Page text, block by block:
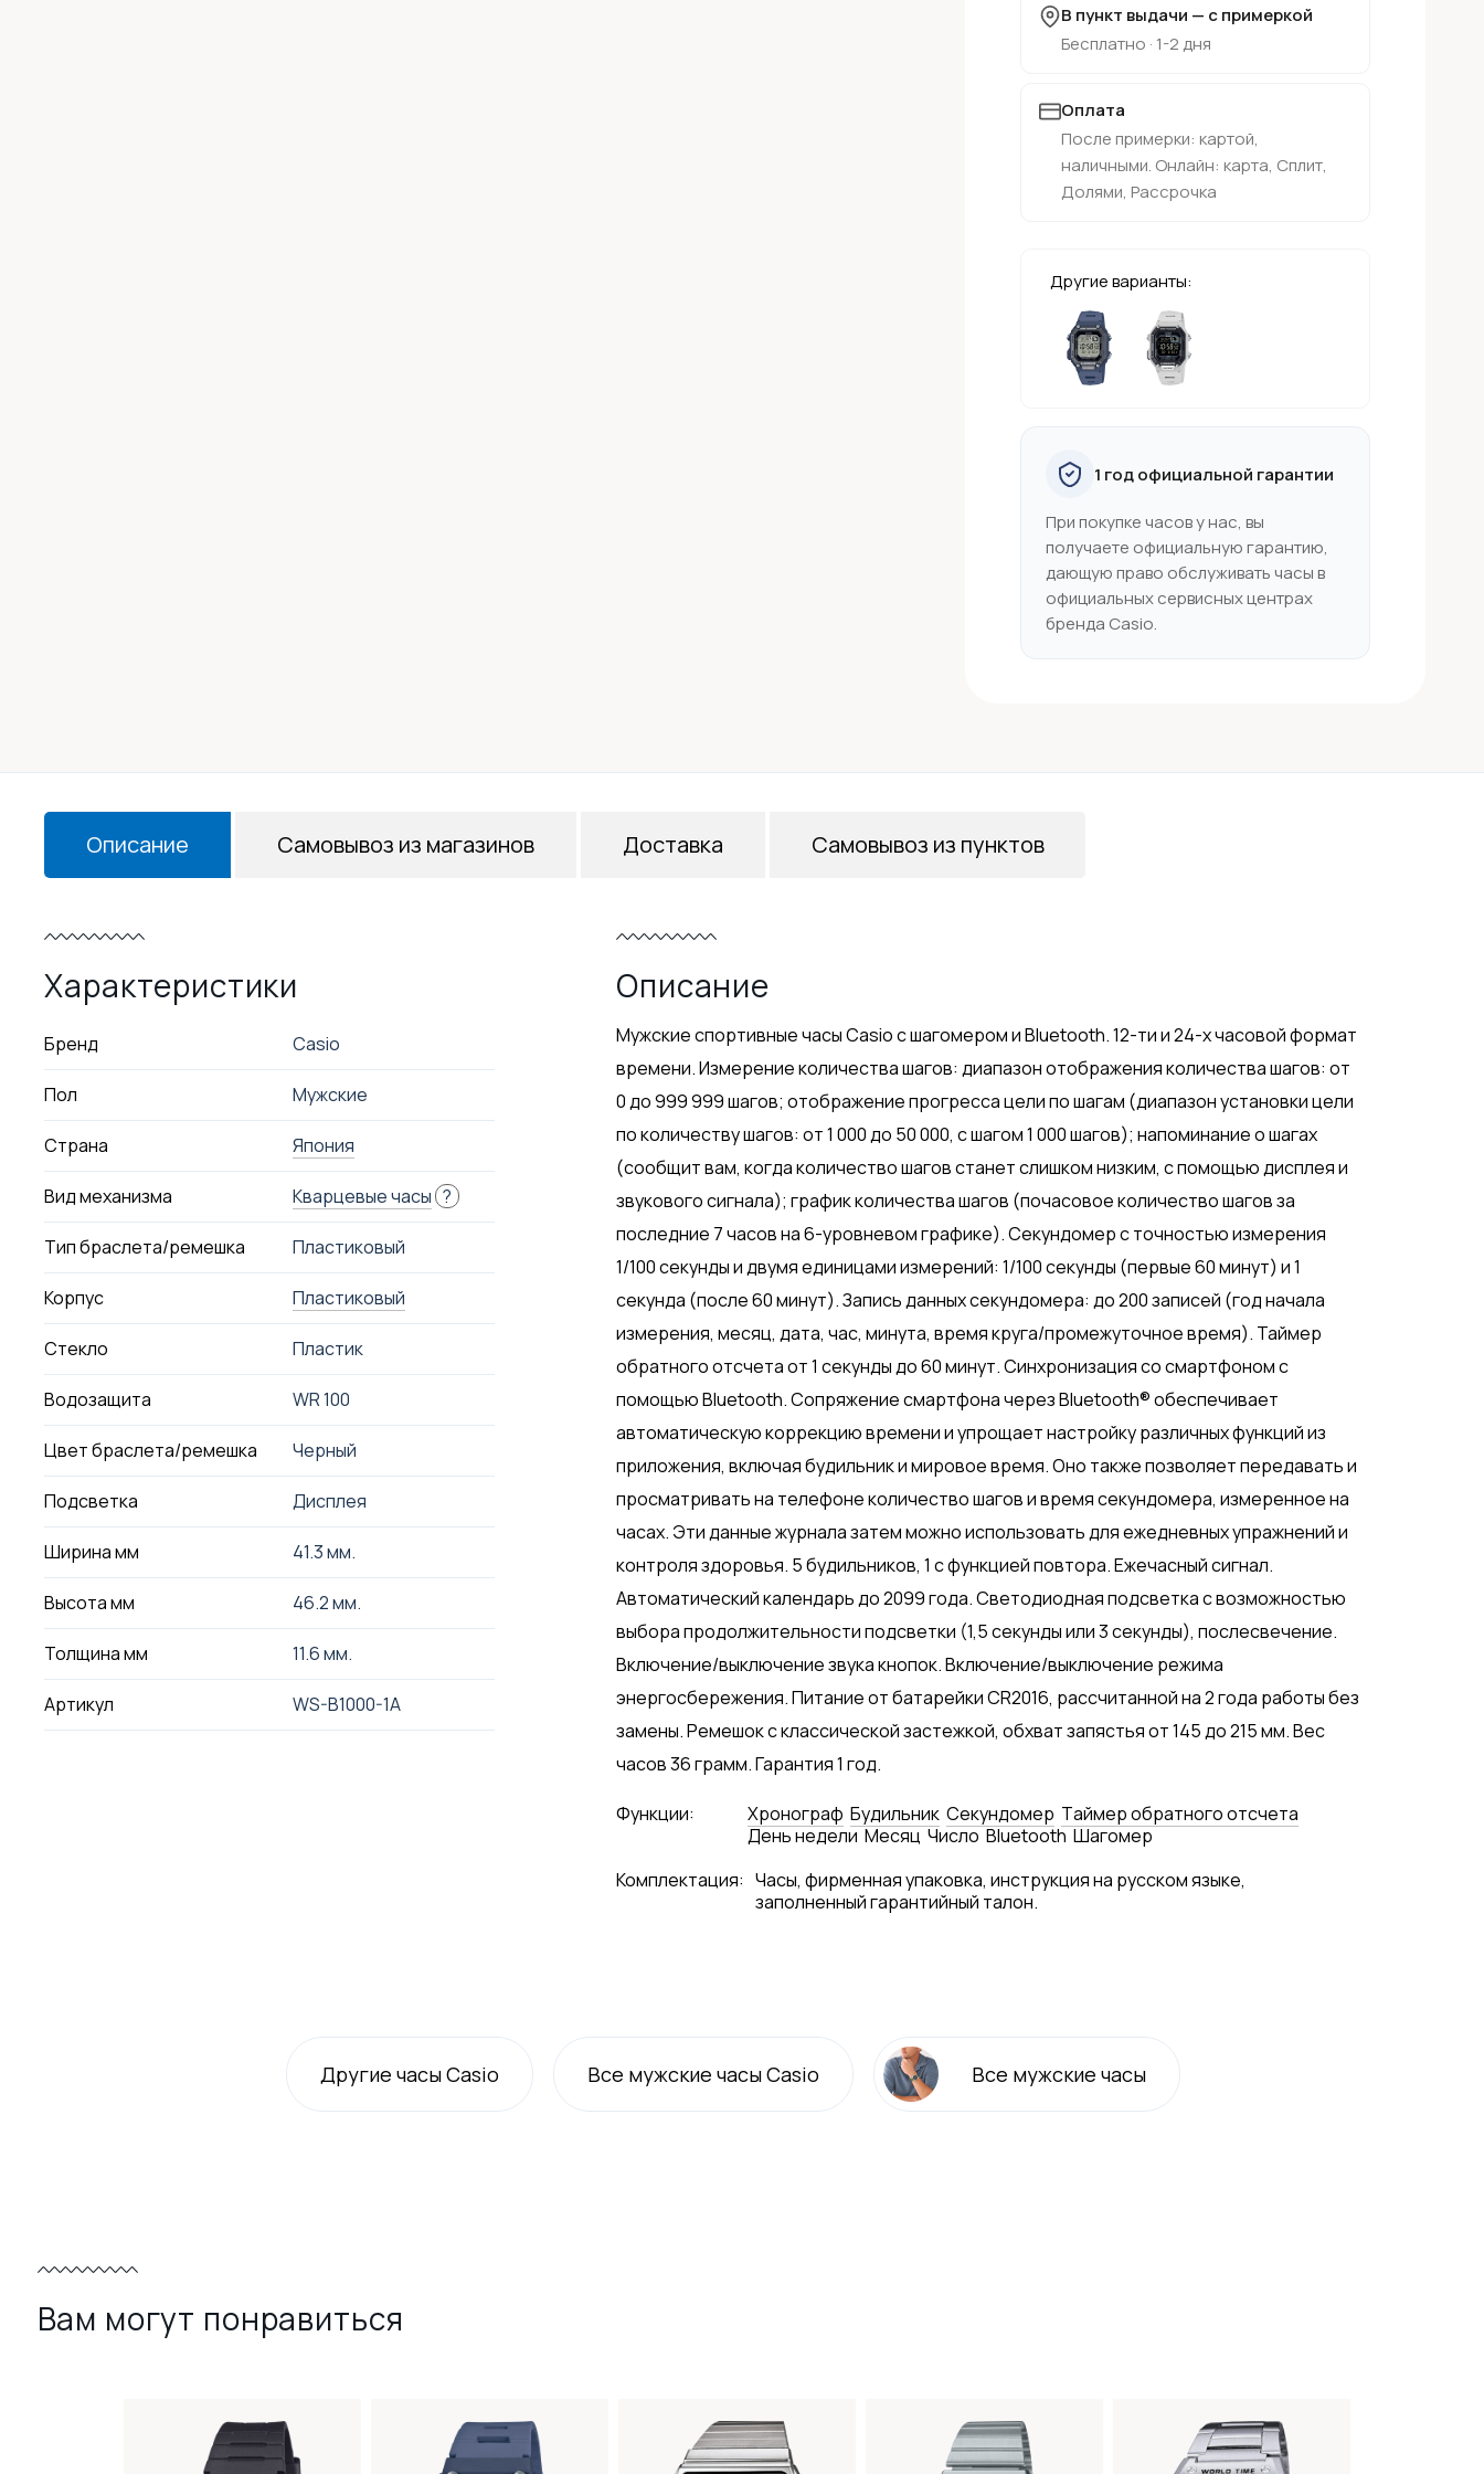
В пункт выдачи — с примеркой
Бесплатно · 1-2 дня
Оплата
После примерки: картой,
наличными. Онлайн: карта, Сплит,
Долями, Рассрочка
Другие варианты:
1 год официальной гарантии
При покупке часов у нас, вы
получаете официальную гарантию,
дающую право обслуживать часы в
официальных сервисных центрах
бренда Casio.
Описание
Характеристики
Бренд Casio
Пол Мужские
Страна Япония
Вид механизма Кварцевые часы ?
Тип браслета/ремешка Пластиковый
Корпус Пластиковый
Стекло Пластик
Водозащита WR 100
Цвет браслета/ремешка Черный
Подсветка Дисплея
Ширина мм 41.3 мм.
Высота мм 46.2 мм.
Толщина мм 11.6 мм.
Артикул WS-B1000-1A
Описание
Мужские спортивные часы Casio с шагомером и Bluetooth. 12-ти и 24-х часовой формат
времени. Измерение количества шагов: диапазон отображения количества шагов: от
0 до 999 999 шагов; отображение прогресса цели по шагам (диапазон установки цели
по количеству шагов: от 1 000 до 50 000, с шагом 1 000 шагов); напоминание о шагах
(сообщит вам, когда количество шагов станет слишком низким, с помощью дисплея и
звукового сигнала); график количества шагов (почасовое количество шагов за
последние 7 часов на 6-уровневом графике). Секундомер с точностью измерения
1/100 секунды и двумя единицами измерений: 1/100 секунды (первые 60 минут) и 1
секунда (после 60 минут). Запись данных секундомера: до 200 записей (год начала
измерения, месяц, дата, час, минута, время круга/промежуточное время). Таймер
обратного отсчета от 1 секунды до 60 минут. Синхронизация со смартфоном с
помощью Bluetooth. Сопряжение смартфона через Bluetooth® обеспечивает
автоматическую коррекцию времени и упрощает настройку различных функций из
приложения, включая будильник и мировое время. Оно также позволяет передавать и
просматривать на телефоне количество шагов и время секундомера, измеренное на
часах. Эти данные журнала затем можно использовать для ежедневных упражнений и
контроля здоровья. 5 будильников, 1 с функцией повтора. Ежечасный сигнал.
Автоматический календарь до 2099 года. Светодиодная подсветка с возможностью
выбора продолжительности подсветки (1,5 секунды или 3 секунды), послесвечение.
Включение/выключение звука кнопок. Включение/выключение режима
энергосбережения. Питание от батарейки CR2016, рассчитанной на 2 года работы без
замены. Ремешок с классической застежкой, обхват запястья от 145 до 215 мм. Вес
часов 36 грамм. Гарантия 1 год.
Функции: Хронограф Будильник Секундомер Tаймер обратного отсчета
День недели Месяц Число Bluetooth Шагомер
Комплектация: Часы, фирменная упаковка, инструкция на русском языке,
заполненный гарантийный талон.
Самовывоз из магазинов Доставка Самовывоз из пунктов
Другие часы Casio Все мужские часы Casio Все мужские часы
Вам могут понравиться